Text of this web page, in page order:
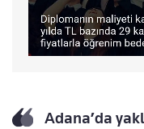
Adana’da